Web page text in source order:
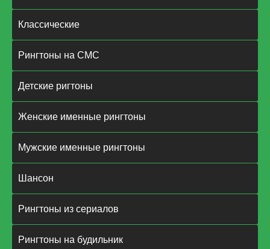
Классические
Рингтоны на СМС
Детские ригтоны
Женские именные рингтоны
Мужские именные рингтоны
Шансон
Рингтоны из сериалов
Рингтоны на будильник